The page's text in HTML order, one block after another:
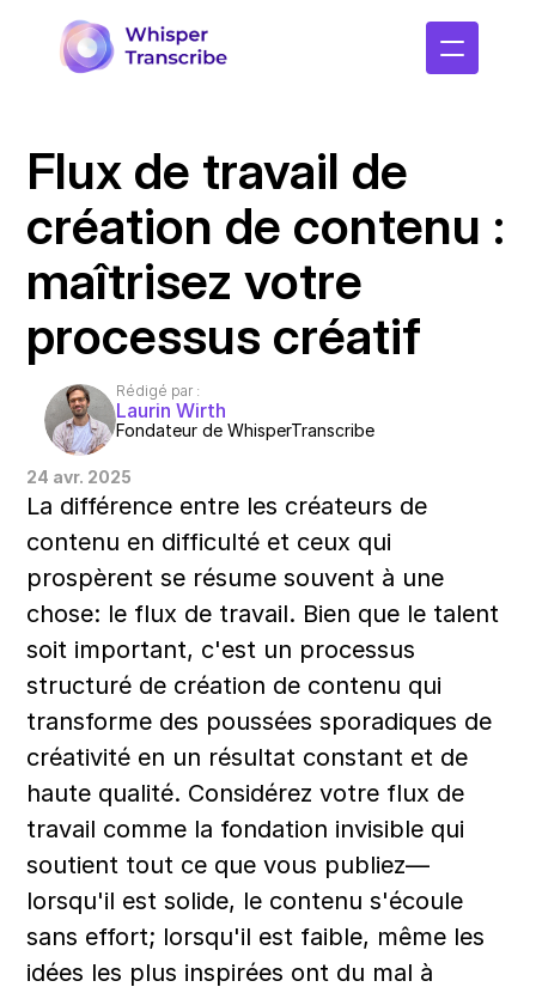
Flux de travail de
création de contenu :
maîtrisez votre
processus créatif
24 avr. 2025
La différence entre les créateurs de
contenu en difficulté et ceux qui
prospèrent se résume souvent à une
chose: le flux de travail. Bien que le talent
soit important, c'est un processus
structuré de création de contenu qui
transforme des poussées sporadiques de
créativité en un résultat constant et de
haute qualité. Considérez votre flux de
travail comme la fondation invisible qui
soutient tout ce que vous publiez—
lorsqu'il est solide, le contenu s'écoule
sans effort; lorsqu'il est faible, même les
idées les plus inspirées ont du mal à
Rédigé par :
Laurin Wirth
Fondateur de WhisperTranscribe